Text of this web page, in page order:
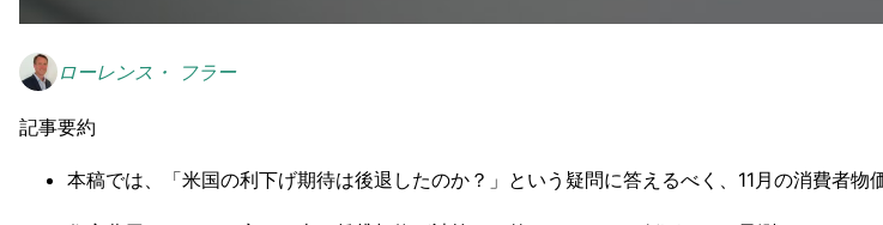
ローレンス・ フラー
記事要約
本稿では、「米国の利下げ期待は後退したのか？」という疑問に答えるべく、11月の消費者物